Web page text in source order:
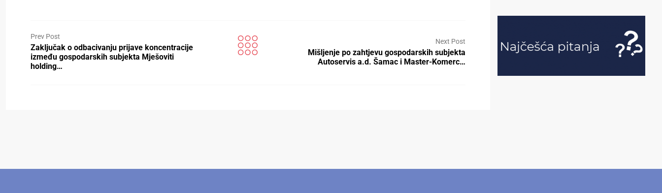
Prev Post
Zaključak o odbacivanju prijave koncentracije
između gospodarskih subjekta Mješoviti
holding…
Next Post
Mišljenje po zahtjevu gospodarskih subjekta
Autoservis a.d. Šamac i Master-Komerc…